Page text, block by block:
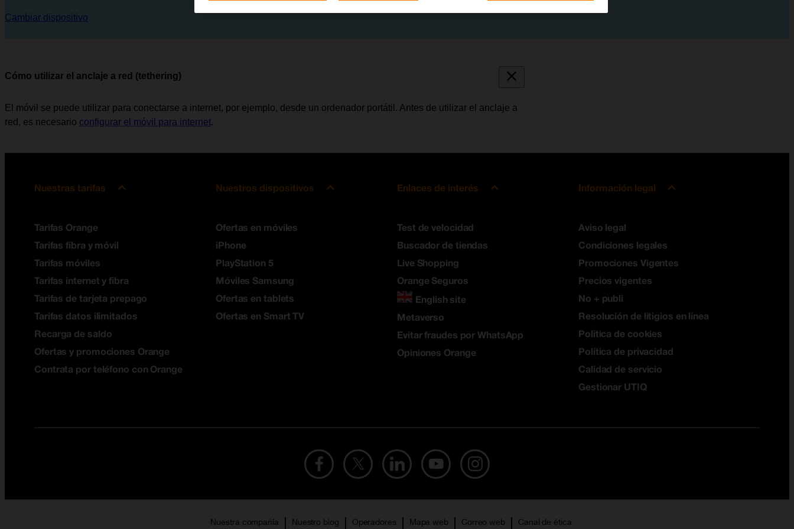
Cambiar dispositivo
Cómo utilizar el anclaje a red (tethering)
El móvil se puede utilizar para conectarse a internet, por ejemplo, desde un ordenador portátil. Antes de utilizar el anclaje a
red, es necesario configurar el móvil para internet.
Nuestras tarifas
Tarifas Orange
Tarifas fibra y móvil
Tarifas móviles
Tarifas internet y fibra
Tarifas de tarjeta prepago
Tarifas datos ilimitados
Recarga de saldo
Ofertas y promociones Orange
Contrata por teléfono con Orange
Nuestros dispositivos
Ofertas en móviles
iPhone
PlayStation 5
Móviles Samsung
Ofertas en tablets
Ofertas en Smart TV
Enlaces de interés
Test de velocidad
Buscador de tiendas
Live Shopping
Orange Seguros
English site
Metaverso
Evitar fraudes por WhatsApp
Opiniones Orange
Información legal
Aviso legal
Condiciones legales
Promociones Vigentes
Precios vigentes
No + publi
Resolución de litigios en línea
Política de cookies
Política de privacidad
Calidad de servicio
Gestionar UTIQ
Nuestra compañía Nuestro blog Operadores Mapa web Correo web Canal de ética